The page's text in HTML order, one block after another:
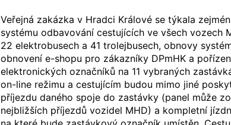
Veřejná zakázka v Hradci Králové se týkala
systému odbavování cestujících ve všech vozech
22 elektrobusech a 41 trolejbusech, obnovy
obnovení e-shopu pro zákazníky DPmHK a
elektronických označníků na 11 vybraných
on-line režimu a cestujícím budou mimo jiné
příjezdu daného spoje do zastávky (panel může
nejbližších příjezdů vozidel MHD) a kompletní